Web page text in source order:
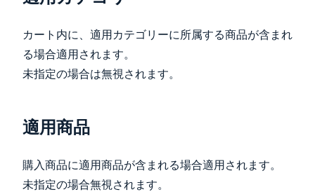
カート内に、適用カテゴリーに所属する商品が含まれ
る場合適用されます。
未指定の場合は無視されます。
適用商品
購入商品に適用商品が含まれる場合適用されます。
未指定の場合無視されます。